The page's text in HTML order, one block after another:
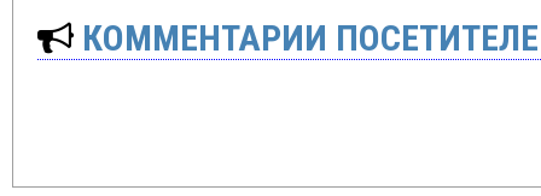
КОММЕНТАРИИ